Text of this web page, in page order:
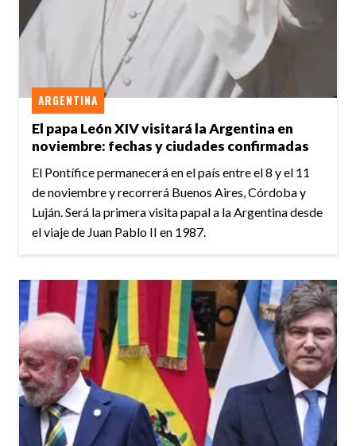
El papa León XIV visitará la Argentina en
noviembre: fechas y ciudades confirmadas
ARGENTINA
El Pontífice permanecerá en el país entre el 8 y el 11
de noviembre y recorrerá Buenos Aires, Córdoba y
Luján. Será la primera visita papal a la Argentina desde
el viaje de Juan Pablo II en 1987.